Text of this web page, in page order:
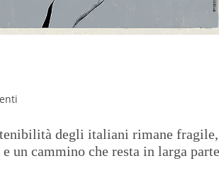
degli italiani rimane fragile,
un cammino che resta in larga parte